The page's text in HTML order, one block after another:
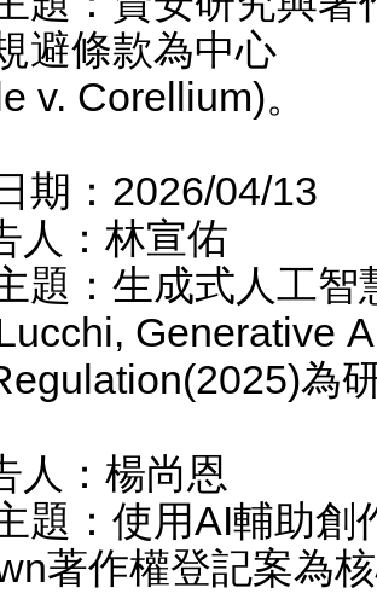
避條款為中心
v. Corellium)。
期：2026/04/13
人：林宣佑
題：生成式人工
Generative
為
人：楊尚恩
題：使用AI輔助
著作權登記案為